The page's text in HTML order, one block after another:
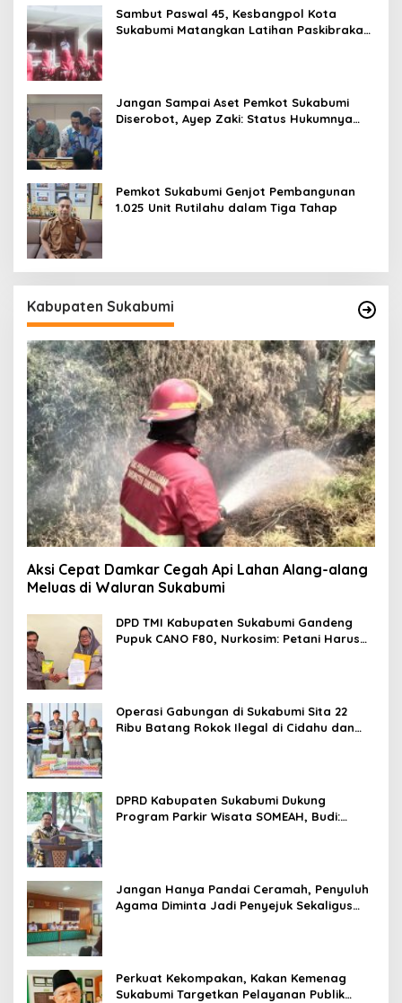
Sambut Paswal 45, Kesbangpol Kota
Sukabumi Matangkan Latihan Paskibraka
Jangan Sampai Aset Pemkot Sukabumi
Diserobot, Ayep Zaki: Status Hukumnya
Pemkot Sukabumi Genjot Pembangunan
1.025 Unit Rutilahu dalam Tiga Tahap
Kabupaten Sukabumi
Aksi Cepat Damkar Cegah Api Lahan Alang-alang
Meluas di Waluran Sukabumi
DPD TMI Kabupaten Sukabumi Gandeng
Pupuk CANO F80, Nurkosim: Petani Harus
Operasi Gabungan di Sukabumi Sita 22
Ribu Batang Rokok Ilegal di Cidahu dan
DPRD Kabupaten Sukabumi Dukung
Program Parkir Wisata SOMEAH, Budi:
Jangan Hanya Pandai Ceramah, Penyuluh
Agama Diminta Jadi Penyejuk Sekaligus
Perkuat Kekompakan, Kakan Kemenag
Sukabumi Targetkan Pelayanan Publik